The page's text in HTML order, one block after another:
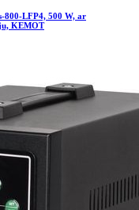
800-LFP4, 500 W, ar
KEMOT